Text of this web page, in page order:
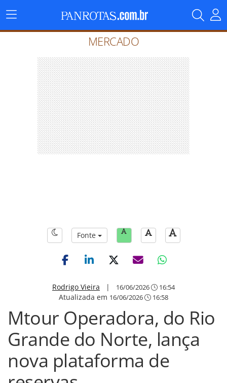
Menu
Principal
MERCADO
Fonte
Rodrigo Vieira | 16/06/2026 16:54
Atualizada em 16/06/2026 16:58
Mtour Operadora, do Rio
Grande do Norte, lança
nova plataforma de